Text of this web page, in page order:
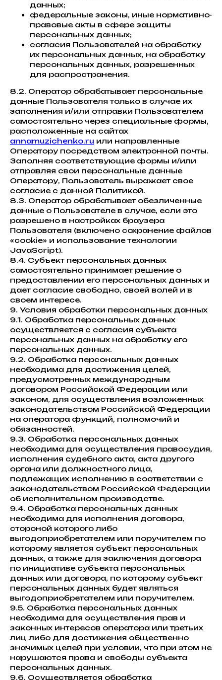
данных;
федеральные законы, иные нормативно-
правовые акты в сфере защиты
персональных данных;
согласия Пользователей на обработку
их персональных данных, на обработку
персональных данных, разрешенных
для распространения.
8.2. Оператор обрабатывает персональные
данные Пользователя только в случае их
заполнения и/или отправки Пользователем
самостоятельно через специальные формы,
расположенные на сайтах
annamuzichenko.ru или направленные
Оператору посредством электронной почты.
Заполняя соответствующие формы и/или
отправляя свои персональные данные
Оператору, Пользователь выражает свое
согласие с данной Политикой.
8.3. Оператор обрабатывает обезличенные
данные о Пользователе в случае, если это
разрешено в настройках браузера
Пользователя (включено сохранение файлов
«cookie» и использование технологии
JavaScript).
8.4. Субъект персональных данных
самостоятельно принимает решение о
предоставлении его персональных данных и
дает согласие свободно, своей волей и в
своем интересе.
9. Условия обработки персональных данных
9.1. Обработка персональных данных
осуществляется с согласия субъекта
персональных данных на обработку его
персональных данных.
9.2. Обработка персональных данных
необходима для достижения целей,
предусмотренных международным
договором Российской Федерации или
законом, для осуществления возложенных
законодательством Российской Федерации
на оператора функций, полномочий и
обязанностей.
9.3. Обработка персональных данных
необходима для осуществления правосудия,
исполнения судебного акта, акта другого
органа или должностного лица,
подлежащих исполнению в соответствии с
законодательством Российской Федерации
об исполнительном производстве.
9.4. Обработка персональных данных
необходима для исполнения договора,
стороной которого либо
выгодоприобретателем или поручителем по
которому является субъект персональных
данных, а также для заключения договора
по инициативе субъекта персональных
данных или договора, по которому субъект
персональных данных будет являться
выгодоприобретателем или поручителем.
9.5. Обработка персональных данных
необходима для осуществления прав и
законных интересов оператора или третьих
лиц либо для достижения общественно
значимых целей при условии, что при этом не
нарушаются права и свободы субъекта
персональных данных.
9.6. Осуществляется обработка